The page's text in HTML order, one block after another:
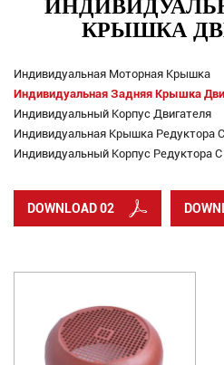
КРЫШКА
Индивидуальная Моторная Крышка
Индивидуальная Задняя Крышка
Индивидуальный Корпус Двигателя
Индивидуальная Крышка Редуктора
Индивидуальный Корпус Редуктора
DOWNLOAD 02